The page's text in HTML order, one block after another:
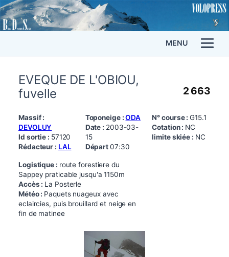
MENU
EVEQUE DE L'OBIOU,
fuvelle
2 663
Massif :
DEVOLUY
Id sortie : 57120
Rédacteur : LAL
Toponeige :ODA
Date : 2003-03-
15
Départ07:30
N° course :G15.1
Cotation : NC
limite skiée : NC
Logistique : route forestiere du
Sappey praticable jusqu'a 1150m
Accès : La Posterle
Météo : Paquets nuageux avec
eclaircies, puis brouillard et neige en
fin de matinee